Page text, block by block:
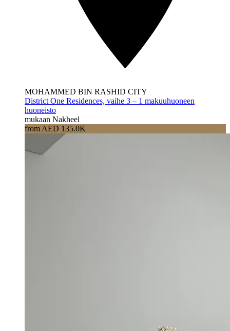
MOHAMMED BIN RASHID CITY
District One Residences, vaihe 3 – 1 makuuhuoneen
huoneisto
mukaan Nakheel
from AED 135.0K